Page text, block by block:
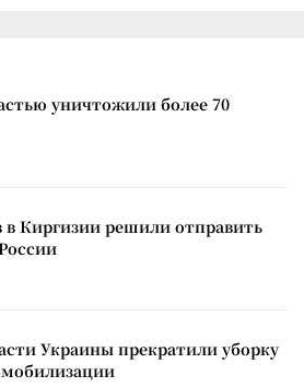
уничтожили более 70
Киргизии решили отправить
Украины прекратили уборку
мобилизации